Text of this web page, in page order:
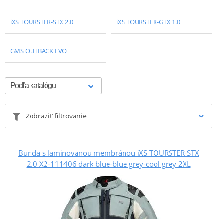
iXS TOURSTER-STX 2.0 iXS TOURSTER-GTX 1.0
GMS OUTBACK EVO
Zobraziť filtrovanie
Bunda s laminovanou membránou iXS TOURSTER-STX
2.0 X2-111406 dark blue-blue grey-cool grey 2XL